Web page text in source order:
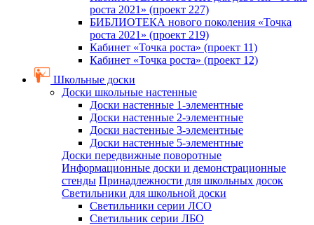
роста 2021» (проект 227)
БИБЛИОТЕКА нового поколения «Точка
роста 2021» (проект 219)
Кабинет «Точка роста» (проект 11)
Кабинет «Точка роста» (проект 12)
Школьные доски
Доски школьные настенные
Доски настенные 1-элементные
Доски настенные 2-элементные
Доски настенные 3-элементные
Доски настенные 5-элементные
Доски передвижные поворотные
Информационные доски и демонстрационные
стенды Принадлежности для школьных досок
Светильники для школьной доски
Светильники серии ЛСО
Светильник серии ЛБО